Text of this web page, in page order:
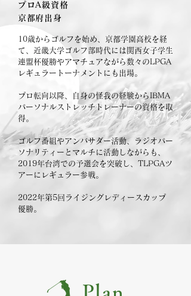
プロA級資格
京都府出身
10歳からゴルフを始め、京都学園高校を経
て、近畿大学ゴルフ部時代には関西女子学生
連盟杯優勝やアマチュアながら数々のLPGA
レギュラートーナメントにも出場。
プロ転向以降、自身の怪我の経験からIBMA
パーソナルストレッチトレーナーの資格を取
得。
ゴルフ番組やアンバサダー活動、ラジオパー
ソナリティーとマルチに活動しながらも、
2019年台湾での予選会を突破し、TLPGAツ
アーにレギュラー参戦。
2022年第5回ライジングレディースカップ
優勝。
Plan